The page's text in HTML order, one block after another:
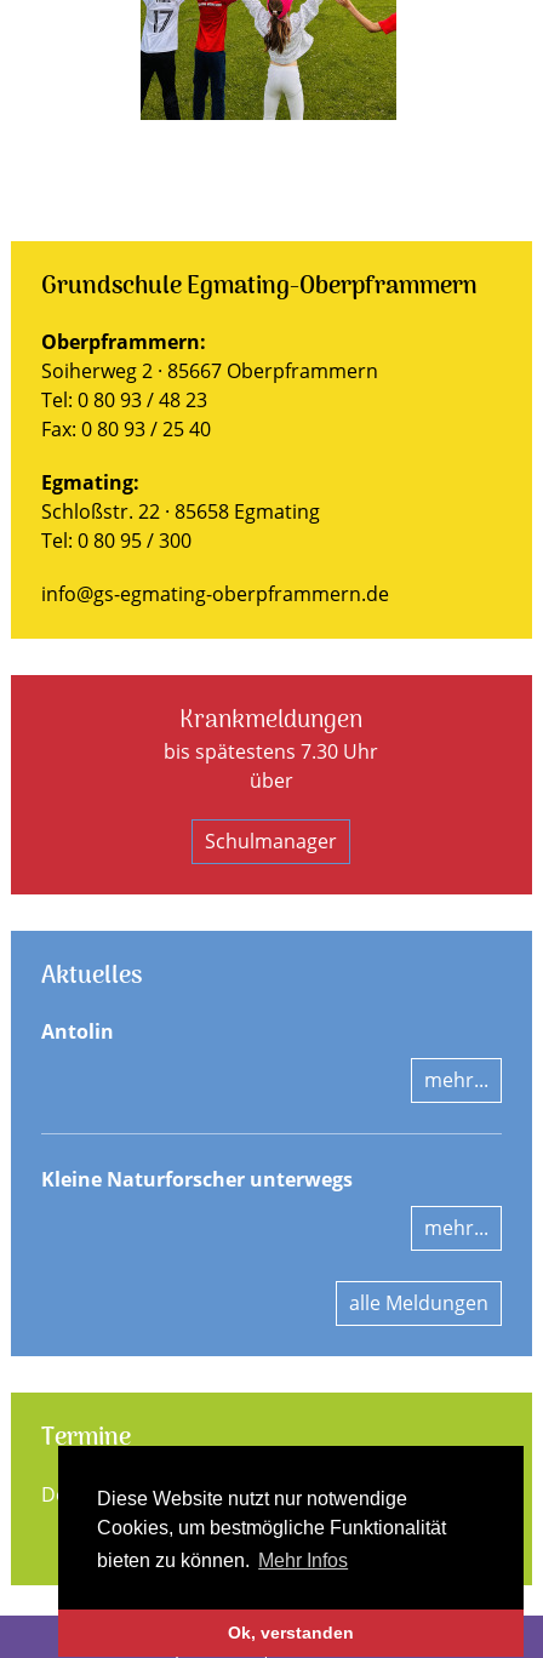
Diese Website nutzt nur notwendige
Cookies, um bestmögliche Funktionalität
bieten zu können. Mehr Infos
Ok, verstanden
Grundschule Egmating-Oberpframmern
Oberpframmern:
Soiherweg 2 · 85667 Oberpframmern
Tel: 0 80 93 / 48 23
Fax: 0 80 93 / 25 40
Egmating:
Schloßstr. 22 · 85658 Egmating
Tel: 0 80 95 / 300
info@gs-egmating-oberpframmern.de
Krankmeldungen
bis spätestens 7.30 Uhr
über
Schulmanager
Aktuelles
Antolin
mehr...
Kleine Naturforscher unterwegs
mehr...
alle Meldungen
Termine
Derzeit keine Termine vorhanden.
alle Termine
Impressum |Datenschutz